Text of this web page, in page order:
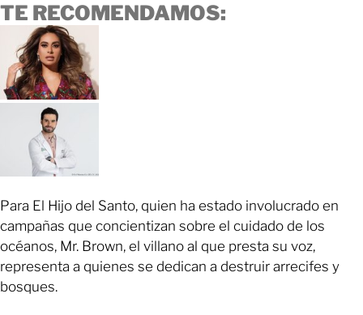
TE RECOMENDAMOS:
Para El Hijo del Santo, quien ha estado involucrado en
campañas que concientizan sobre el cuidado de los
océanos, Mr. Brown, el villano al que presta su voz,
representa a quienes se dedican a destruir arrecifes y
bosques.